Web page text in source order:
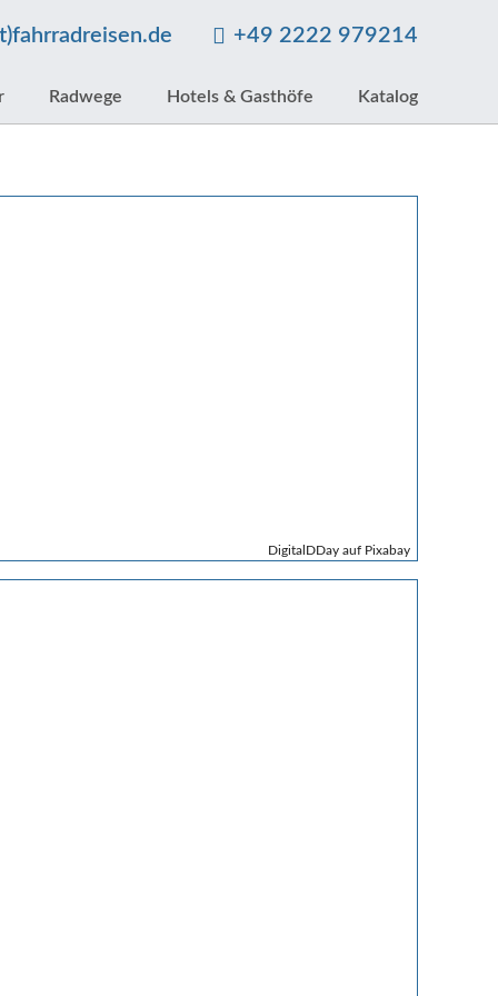
+49 2222 979214
Radwege Hotels & Gasthöfe Katalog
DigitalDDay auf Pixabay